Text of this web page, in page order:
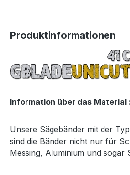
Produktinformationen
Information über das Material :
Unsere Sägebänder mit der
sind die Bänder nicht nur für
Messing, Aluminium und sogar